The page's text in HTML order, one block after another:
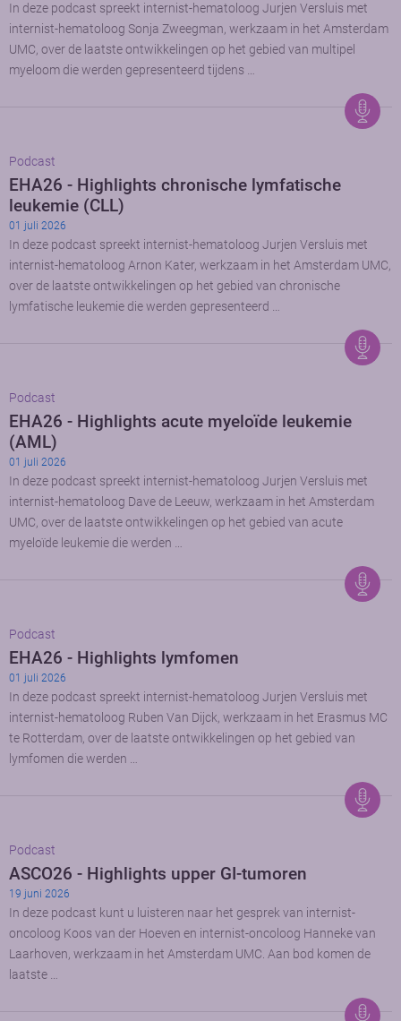
In deze podcast spreekt internist-hematoloog Jurjen Versluis met
internist-hematoloog Sonja Zweegman, werkzaam in het Amsterdam
UMC, over de laatste ontwikkelingen op het gebied van multipel
myeloom die werden gepresenteerd tijdens …
Podcast
EHA26 - Highlights chronische lymfatische
leukemie (CLL)
01 juli 2026
In deze podcast spreekt internist-hematoloog Jurjen Versluis met
internist-hematoloog Arnon Kater, werkzaam in het Amsterdam UMC,
over de laatste ontwikkelingen op het gebied van chronische
lymfatische leukemie die werden gepresenteerd …
Podcast
EHA26 - Highlights acute myeloïde leukemie
(AML)
01 juli 2026
In deze podcast spreekt internist-hematoloog Jurjen Versluis met
internist-hematoloog Dave de Leeuw, werkzaam in het Amsterdam
UMC, over de laatste ontwikkelingen op het gebied van acute
myeloïde leukemie die werden …
Podcast
EHA26 - Highlights lymfomen
01 juli 2026
In deze podcast spreekt internist-hematoloog Jurjen Versluis met
internist-hematoloog Ruben Van Dijck, werkzaam in het Erasmus MC
te Rotterdam, over de laatste ontwikkelingen op het gebied van
lymfomen die werden …
Podcast
ASCO26 - Highlights upper GI-tumoren
19 juni 2026
In deze podcast kunt u luisteren naar het gesprek van internist-
oncoloog Koos van der Hoeven en internist-oncoloog Hanneke van
Laarhoven, werkzaam in het Amsterdam UMC. Aan bod komen de
laatste …